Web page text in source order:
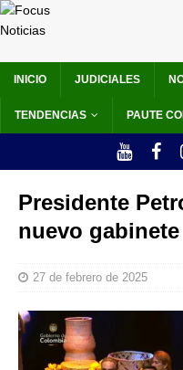
INICIO JUDICIALES
TENDENCIAS PAUTE
Presidente
nuevo gabinete
27 de febrero de 2025